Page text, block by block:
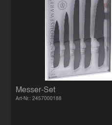
Messer-Set
Art-Nr.: 2457000188